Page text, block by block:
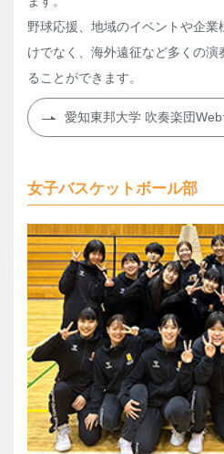
野球応援、地域のイベントや企
けでなく、海外遠征など多くの
ることができます。
愛知東邦大学 吹奏楽団Web
女子バスケットボール部